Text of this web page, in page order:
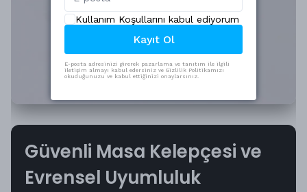
Güvenli Masa Kelepçesi ve
Evrensel Uyumluluk
Kullanım Koşullarını kabul ediyorum
Kayıt Ol
E-posta adresinizi girerek pazarlama ve tanıtım ile ilgili
iletişim almayı kabul edersiniz ve Gizlilik Politikamızı
okuduğunuzu ve kabul ettiğinizi onaylarsınız.